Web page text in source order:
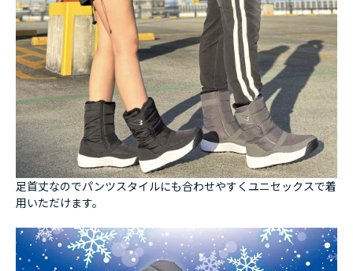
足首丈なのでパンツスタイルにも合わせやすくユニセックスで着
用いただけます。